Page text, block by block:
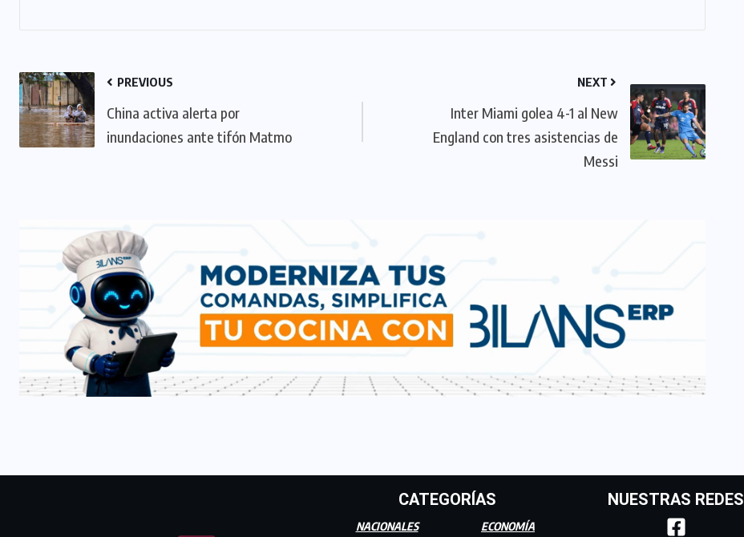
PREVIOUS
China activa alerta por
inundaciones ante tifón Matmo
NEXT
Inter Miami golea 4-1 al New
England con tres asistencias de
Messi
CATEGORÍAS
NACIONALES ECONOMÍA
NUESTRAS REDES